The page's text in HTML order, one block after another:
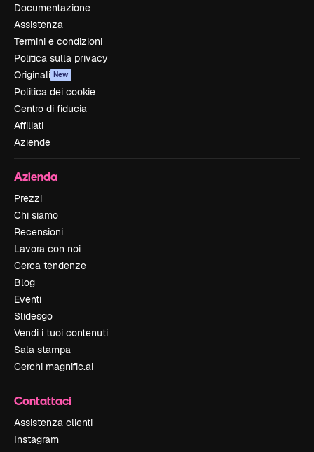
Documentazione
Assistenza
Termini e condizioni
Politica sulla privacy
Originali New
Politica dei cookie
Centro di fiducia
Affiliati
Aziende
Azienda
Prezzi
Chi siamo
Recensioni
Lavora con noi
Cerca tendenze
Blog
Eventi
Slidesgo
Vendi i tuoi contenuti
Sala stampa
Cerchi magnific.ai
Contattaci
Assistenza clienti
Instagram